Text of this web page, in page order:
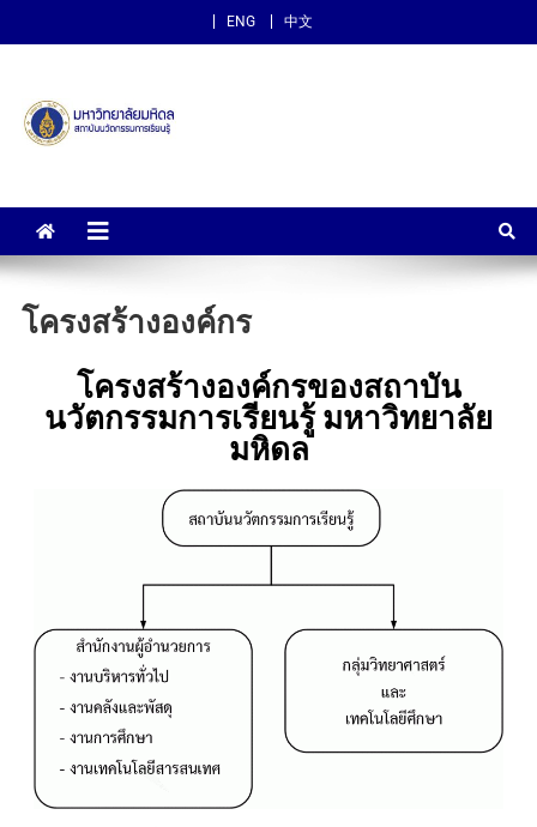
ENG 中文
สถาบันนวัตกรรมการเรียนรู้
โครงสร้างองค์กร
โครงสร้างองค์กรของสถาบัน
นวัตกรรมการเรียนรู้ มหาวิทยาลัย
มหิดล